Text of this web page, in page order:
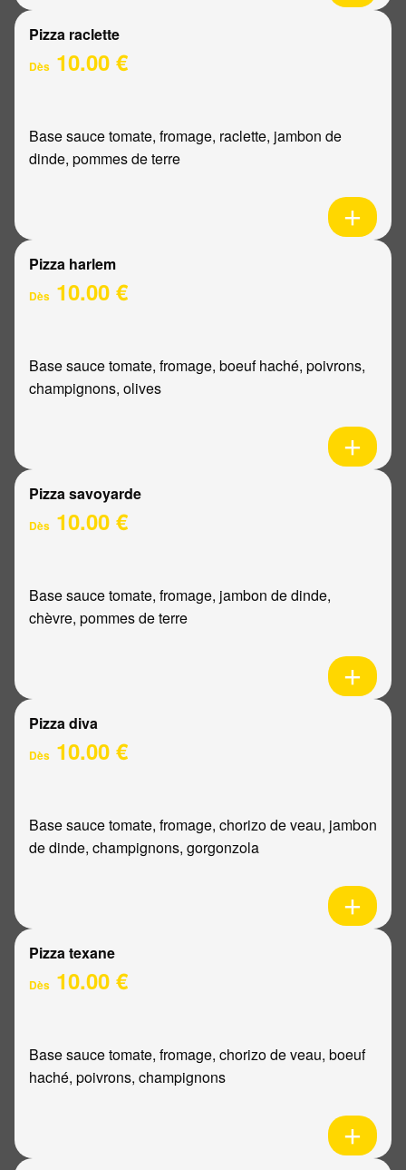
Pizza raclette
Dès 10.00 €
Base sauce tomate, fromage, raclette, jambon de
dinde, pommes de terre
Pizza harlem
Dès 10.00 €
Base sauce tomate, fromage, boeuf haché, poivrons,
champignons, olives
Pizza savoyarde
Dès 10.00 €
Base sauce tomate, fromage, jambon de dinde,
chèvre, pommes de terre
Pizza diva
Dès 10.00 €
Base sauce tomate, fromage, chorizo de veau, jambon
de dinde, champignons, gorgonzola
Pizza texane
Dès 10.00 €
Base sauce tomate, fromage, chorizo de veau, boeuf
haché, poivrons, champignons